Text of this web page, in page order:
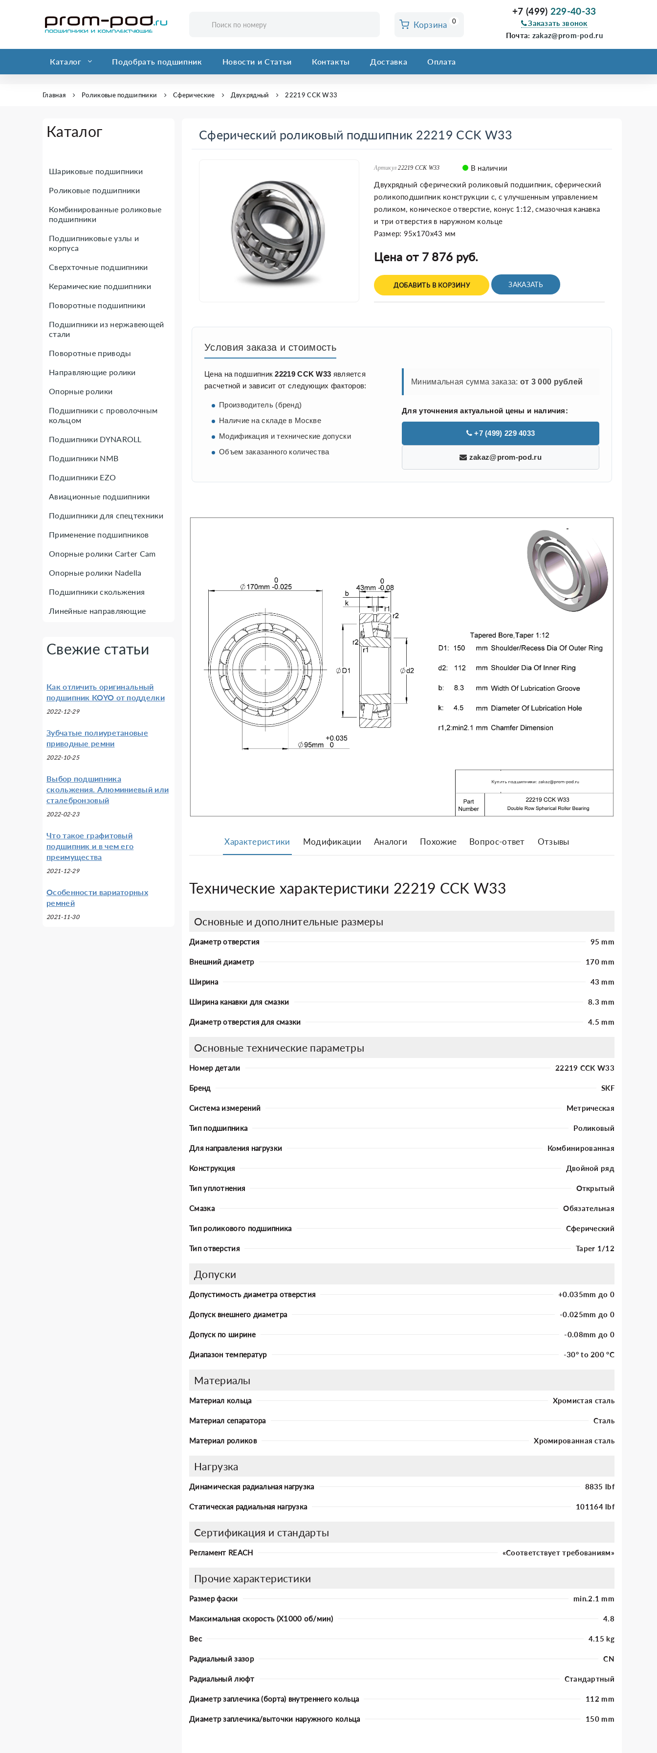
Корзина 0
+7 (499) 229-40-33
Заказать звонок
Почта: zakaz@prom-pod.ru
Каталог Подобрать подшипник Новости и Статьи Контакты Доставка Оплата
Главная Роликовые подшипники Сферические Двухрядный 22219 CCK W33
Каталог
Шариковые подшипники
Роликовые подшипники
Комбинированные роликовые
подшипники
Подшипниковые узлы и
корпуса
Сверхточные подшипники
Керамические подшипники
Поворотные подшипники
Подшипники из нержавеющей
стали
Поворотные приводы
Направляющие ролики
Опорные ролики
Подшипники с проволочным
кольцом
Подшипники DYNAROLL
Подшипники NMB
Подшипники EZO
Авиационные подшипники
Подшипники для спецтехники
Применение подшипников
Опорные ролики Carter Cam
Опорные ролики Nadella
Подшипники скольжения
Линейные направляющие
Свежие статьи
Как отличить оригинальный
подшипник KOYO от подделки
2022-12-29
Зубчатые полиуретановые
приводные ремни
2022-10-25
Выбор подшипника
скольжения. Алюминиевый или
сталебронзовый
2022-02-23
Что такое графитовый
подшипник и в чем его
преимущества
2021-12-29
Особенности вариаторных
ремней
2021-11-30
Сферический роликовый подшипник 22219 CCK W33
Артикул 22219 CCK W33
В наличии
Двухрядный сферический роликовый подшипник, сферический
роликоподшипник конструкции c, с улучшенным управлением
роликом, коническое отверстие, конус 1:12, смазочная канавка
и три отверстия в наружном кольце
Размер: 95x170x43 мм
Цена от 7 876 руб.
ДОБАВИТЬ В КОРЗИНУ ЗАКАЗАТЬ
Условия заказа и стоимость
Цена на подшипник22219 CCK W33 является
расчетной и зависит от следующих факторов:
Производитель (бренд)
Наличие на складе в Москве
Модификация и технические допуски
Объем заказанного количества
Минимальная сумма заказа: от 3 000 рублей
Для уточнения актуальной цены и наличия:
+7 (499) 229 4033
zakaz@prom-pod.ru
Характеристики Модификации Аналоги Похожие Вопрос-ответ Отзывы
Технические характеристики 22219 CCK W33
Основные и дополнительные размеры
Диаметр отверстия 95 mm
Внешний диаметр 170 mm
Ширина 43 mm
Ширина канавки для смазки 8.3 mm
Диаметр отверстия для смазки 4.5 mm
Основные технические параметры
Номер детали 22219 CCK W33
Бренд SKF
Система измерений Метрическая
Тип подшипника Роликовый
Для направления нагрузки Комбинированная
Конструкция Двойной ряд
Тип уплотнения Открытый
Смазка Обязательная
Тип роликового подшипника Сферический
Тип отверстия Taper 1/12
Допуски
Допустимость диаметра отверстия +0.035mm до 0
Допуск внешнего диаметра -0.025mm до 0
Допуск по ширине -0.08mm до 0
Диапазон температур -30° to 200 °C
Материалы
Материал кольца Хромистая сталь
Материал сепаратора Сталь
Материал роликов Хромированная сталь
Нагрузка
Динамическая радиальная нагрузка 8835 lbf
Статическая радиальная нагрузка 101164 lbf
Сертификация и стандарты
Регламент REACH «Соответствует требованиям»
Прочие характеристики
Размер фаски min.2.1 mm
Максимальная скорость (X1000 об/мин) 4.8
Вес 4.15 kg
Радиальный зазор CN
Радиальный люфт Стандартный
Диаметр заплечика (борта) внутреннего кольца 112 mm
Диаметр заплечика/выточки наружного кольца 150 mm